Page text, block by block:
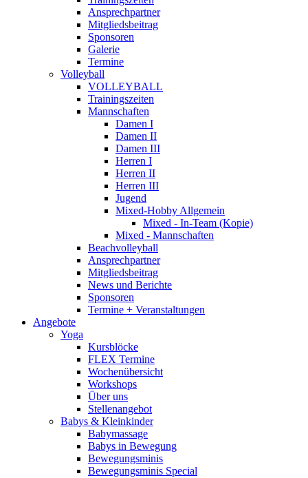
Ansprechpartner
Mitgliedsbeitrag
Sponsoren
Galerie
Termine
Volleyball
VOLLEYBALL
Trainingszeiten
Mannschaften
Damen I
Damen II
Damen III
Herren I
Herren II
Herren III
Jugend
Mixed-Hobby Allgemein
Mixed - In-Team (Kopie)
Mixed - Mannschaften
Beachvolleyball
Ansprechpartner
Mitgliedsbeitrag
News und Berichte
Sponsoren
Termine + Veranstaltungen
Angebote
Yoga
Kursblöcke
FLEX Termine
Wochenübersicht
Workshops
Über uns
Stellenangebot
Babys & Kleinkinder
Babymassage
Babys in Bewegung
Bewegungsminis
Bewegungsminis Special